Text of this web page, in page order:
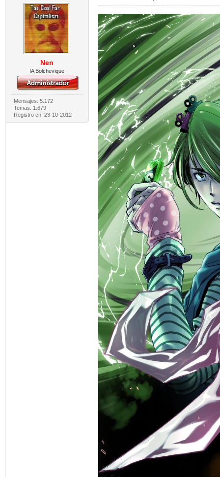
Nen
IA Bolchevique
Mensajes: 5.172
Temas: 1.679
Registro en: 23-10-2012